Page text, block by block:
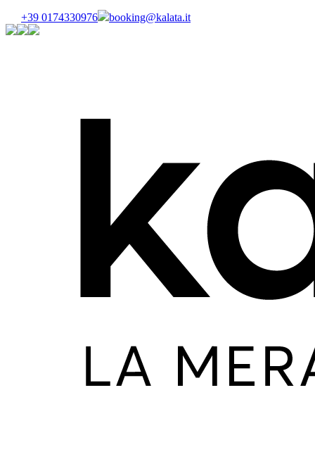
+39 0174330976 booking@kalata.it